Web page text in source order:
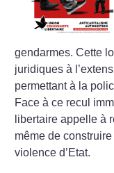
gendarmes. Cette
juridiques à
permettant à la
Face à ce recul
libertaire appelle à
même de
violence d’Etat.